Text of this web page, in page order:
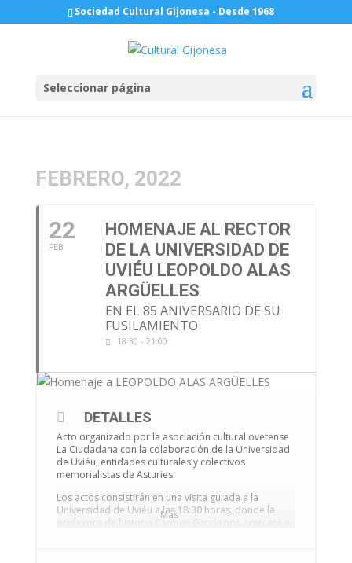
Sociedad Cultural Gijonesa - Desde 1968
Seleccionar página
FEBRERO, 2022
22
FEB
HOMENAJE AL RECTOR
DE LA UNIVERSIDAD DE
UVIÉU LEOPOLDO ALAS
ARGÜELLES
EN EL 85 ANIVERSARIO DE SU
FUSILAMIENTO
18:30 - 21:00
Más
DETALLES
Acto organizado por la asociación cultural ovetense
La Ciudadana con la colaboración de la Universidad
de Uviéu, entidades culturales y colectivos
memorialistas de Asturies.
Los actos consistirán en una visita guiada a la
Universidad de Uviéu a las 18:30 horas, donde la
profesora de historia Carmen García nos acercará a